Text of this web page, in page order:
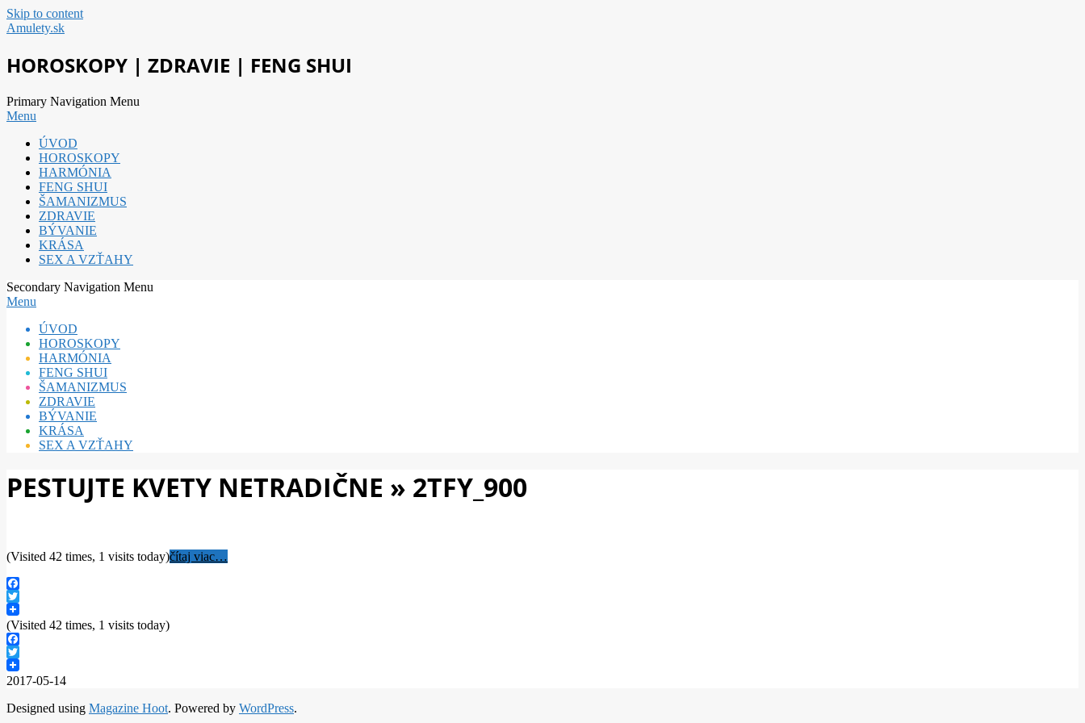
Skip to content
Amulety.sk
HOROSKOPY | ZDRAVIE | FENG SHUI
Primary Navigation Menu
Menu
ÚVOD
HOROSKOPY
HARMÓNIA
FENG SHUI
ŠAMANIZMUS
ZDRAVIE
BÝVANIE
KRÁSA
SEX A VZŤAHY
Secondary Navigation Menu
Menu
ÚVOD
HOROSKOPY
HARMÓNIA
FENG SHUI
ŠAMANIZMUS
ZDRAVIE
BÝVANIE
KRÁSA
SEX A VZŤAHY
PESTUJTE KVETY NETRADIČNE » 2TFY_900
(Visited 42 times, 1 visits today)čítaj viac…
Facebook
Twitter
(Visited 42 times, 1 visits today)
Facebook
Twitter
2017-05-14
Designed using Magazine Hoot. Powered by WordPress.